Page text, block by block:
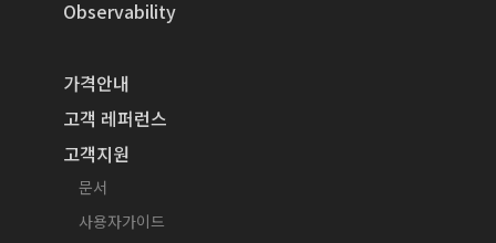
Observability
가격안내
고객 레퍼런스
고객지원
문서
사용자가이드